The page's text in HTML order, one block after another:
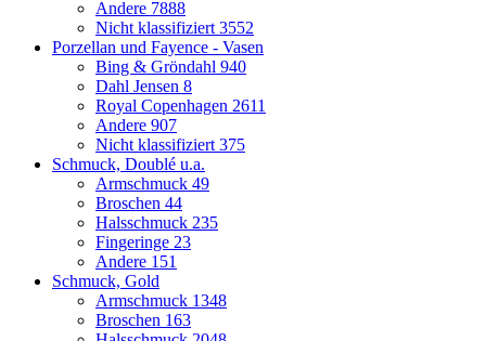
Andere 7888
Nicht klassifiziert 3552
Porzellan und Fayence - Vasen
Bing & Gröndahl 940
Dahl Jensen 8
Royal Copenhagen 2611
Andere 907
Nicht klassifiziert 375
Schmuck, Doublé u.a.
Armschmuck 49
Broschen 44
Halsschmuck 235
Fingeringe 23
Andere 151
Schmuck, Gold
Armschmuck 1348
Broschen 163